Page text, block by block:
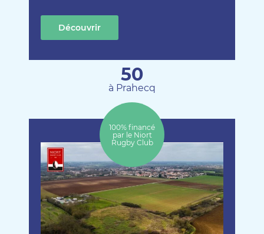
Découvrir
50
à Prahecq
100% financé
par le Niort
Rugby Club